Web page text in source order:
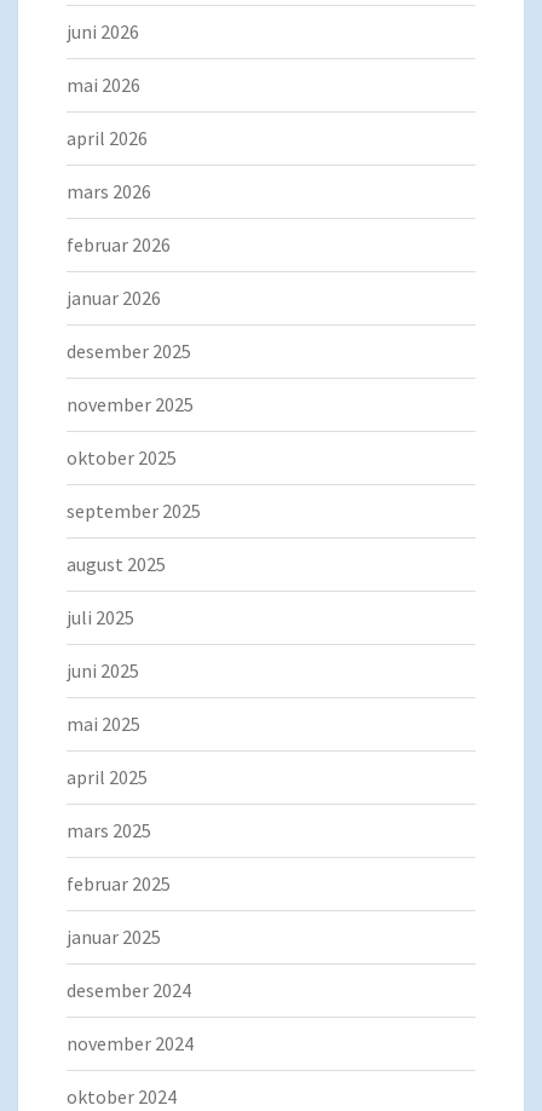
juni 2026
mai 2026
april 2026
mars 2026
februar 2026
januar 2026
desember 2025
november 2025
oktober 2025
september 2025
august 2025
juli 2025
juni 2025
mai 2025
april 2025
mars 2025
februar 2025
januar 2025
desember 2024
november 2024
oktober 2024